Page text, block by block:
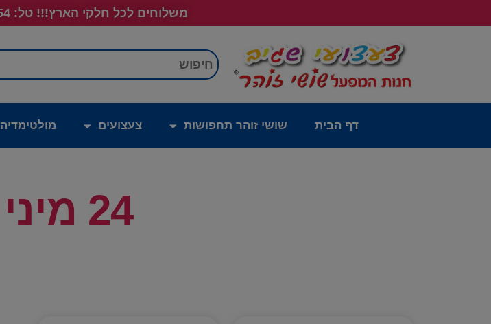
משלוחים לכל חלקי הארץ!!! טל: 0546368954, 035012898
דף הבית שושי זוהר תחפושות צעצועים מולטימדיה
24 מיני פופ